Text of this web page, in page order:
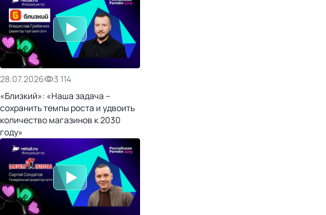
28.07.2026
3 114
«Близкий»: «Наша задача –
сохранить темпы роста и удвоить
количество магазинов к 2030
году»